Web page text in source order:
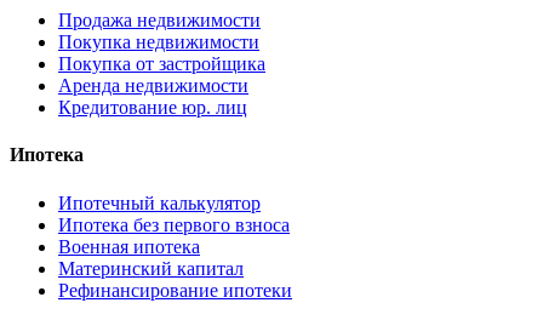
Продажа недвижимости
Покупка недвижимости
Покупка от застройщика
Аренда недвижимости
Кредитование юр. лиц
Ипотека
Ипотечный калькулятор
Ипотека без первого взноса
Военная ипотека
Материнский капитал
Рефинансирование ипотеки